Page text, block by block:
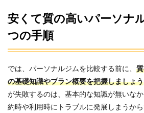
方法
3
プラ
にあ
るパ
ーソ
ナル
ジム
安くて質の高いパーソナ
つの手順
では、パーソナルジムを比較する前に、
の基礎知識やプラン概要を把握しましょう
が失敗するのは、基本的な知識が無いな
約時や利用時にトラブルに発展しまうから